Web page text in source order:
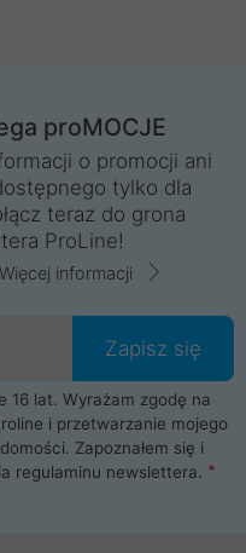
proMOCJE
o promocji ani
tylko dla
teraz do grona
ProLine!
Więcej informacji
Zapisz się
16 lat. Wyrażam zgodę na
i przetwarzanie mojego
Zapoznałem się i
regulaminu newslettera.